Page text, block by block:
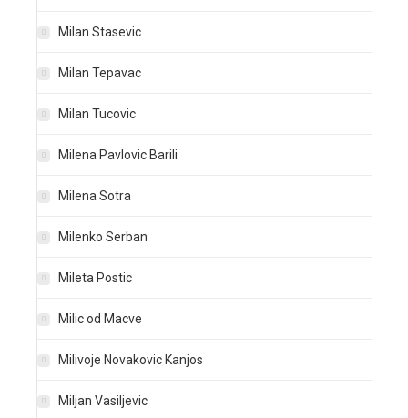
Milan Stasevic
Milan Tepavac
Milan Tucovic
Milena Pavlovic Barili
Milena Sotra
Milenko Serban
Mileta Postic
Milic od Macve
Milivoje Novakovic Kanjos
Miljan Vasiljevic